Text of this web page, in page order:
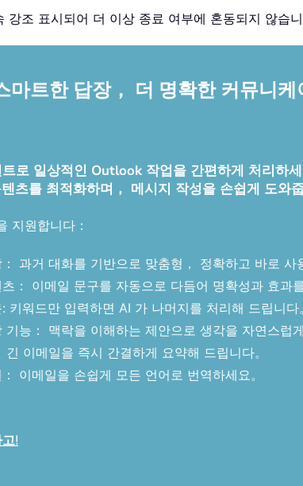
조 표시되어 더 이상 종료 여부에 혼동되지 않습니
트한 답장， 더 명확한 커뮤니
일상적인 Outlook 작업을 간편하게 처리하
를 최적화하며， 메시지 작성을 손쉽게 도와줍
지원합니다：
과거 대화를 기반으로 맞춤형， 정확하고 바로 사
： 이메일 문구를 자동으로 다듬어 명확성과 효과를
키워드만 입력하면 AI 가 나머지를 처리해 드립니다
기능： 맥락을 이해하는 제안으로 생각을 자연스럽
긴 이메일을 즉시 간결하게 요약해 드립니다。
이메일을 손쉽게 모든 언어로 번역하세요。
!